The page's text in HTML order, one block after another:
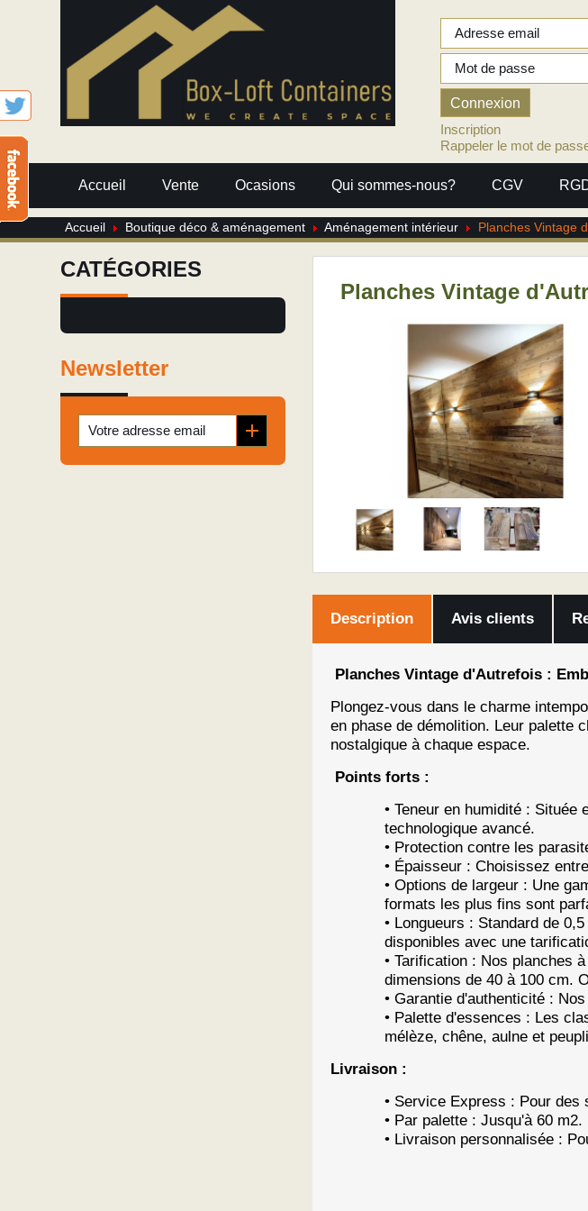
Inscription
Rappeler le mot de
Accueil Vente Ocasions Qui sommes-nous? CGV
Accueil Boutique déco & aménagement Aménagement intérieur Planches Vintage
CATÉGORIES
Newsletter
Planches Vintage
Description Avis clients
Planches Vintage d'Autrefois :
Plongez-vous dans le charme
en phase de démolition. Leur palette
nostalgique à chaque espace.
Points forts :
• Teneur en humidité :
technologique avancé.
• Protection contre les
• Épaisseur : Choisissez
• Options de largeur : Une
formats les plus fins sont
• Longueurs : Standard de
disponibles avec une
• Tarification : Nos planches
dimensions de 40 à 100 cm.
• Garantie d'authenticité :
• Palette d'essences : Les
mélèze, chêne, aulne et
Livraison :
• Service Express : Pour des
• Par palette : Jusqu'à 60 m2.
• Livraison personnalisée :